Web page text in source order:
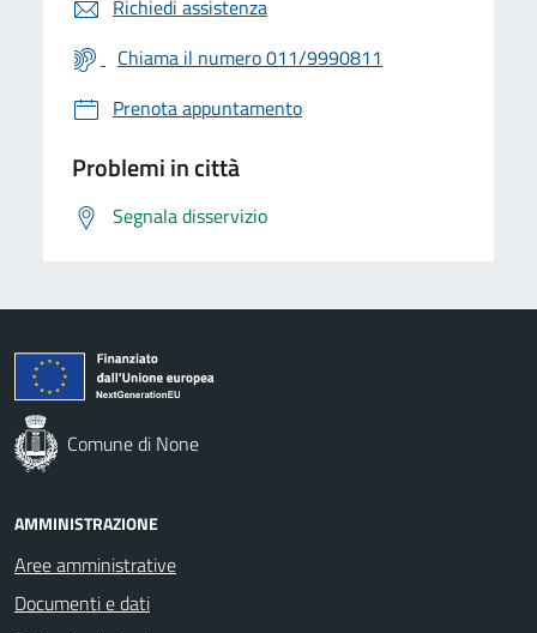
Richiedi assistenza
Chiama il numero 011/9990811
Prenota appuntamento
Problemi in città
Segnala disservizio
Comune di None
AMMINISTRAZIONE
Aree amministrative
Documenti e dati